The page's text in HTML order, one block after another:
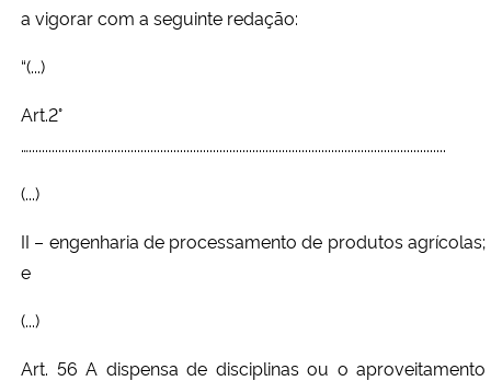
a vigorar com a seguinte redação:
“(...)
Art.2°
…...............................................................................................................................
(...)
II – engenharia de processamento de produtos agrícolas;
e
(...)
Art. 56 A dispensa de disciplinas ou o aproveitamento